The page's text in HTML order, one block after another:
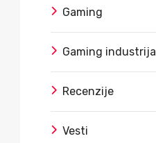
Gaming
Gaming industrija
Recenzije
Vesti